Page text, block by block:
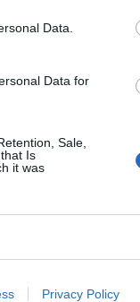
Data.
Data for
Sale,
Is
it was
Privacy Policy